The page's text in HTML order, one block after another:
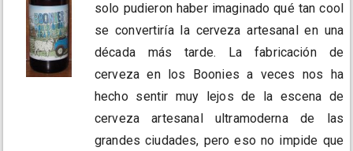
solo pudieron haber imaginado qué tan cool
se convertiría la cerveza artesanal en una
década más tarde. La fabricación de
cerveza en los Boonies a veces nos ha
hecho sentir muy lejos de la escena de
cerveza artesanal ultramoderna de las
grandes ciudades, pero eso no impide que